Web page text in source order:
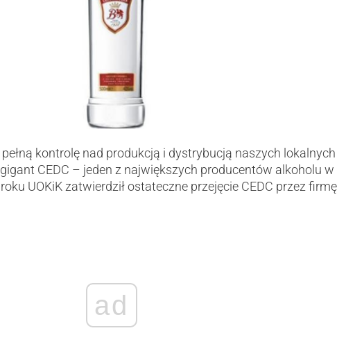
kontrolę nad produkcją i dystrybucją naszych lokalnych
CEDC – jeden z największych producentów alkoholu w
UOKiK zatwierdził ostateczne przejęcie CEDC przez firmę
ad